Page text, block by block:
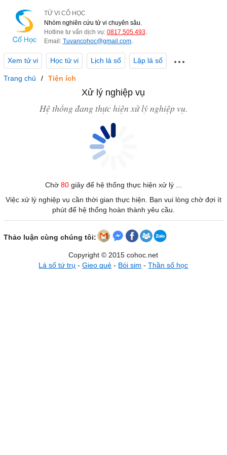
TỬ VI CỔ HỌC
Nhóm nghiên cứu tử vi chuyên sâu.
Hotline tư vấn dịch vụ: 0817.505.493.
Email: Tuvancohoc@gmail.com.
Xem tử vi Học tử vi Lịch lá số Lập lá số
Trang chủ Tiện ích
Xử lý nghiệp vụ
Hệ thống đang thực hiện xử lý nghiệp vụ.
Chờ 80giây để hệ thống thực hiện xử lý ...
Việc xử lý nghiệp vụ cần thời gian thực hiện. Bạn vui lòng chờ đợi ít
phút để hệ thống hoàn thành yêu cầu.
Thảo luận cùng chúng tôi:
Copyright © 2015 cohoc.net
Lá số tứ trụ -Gieo quẻ - Bói sim -Thần số học